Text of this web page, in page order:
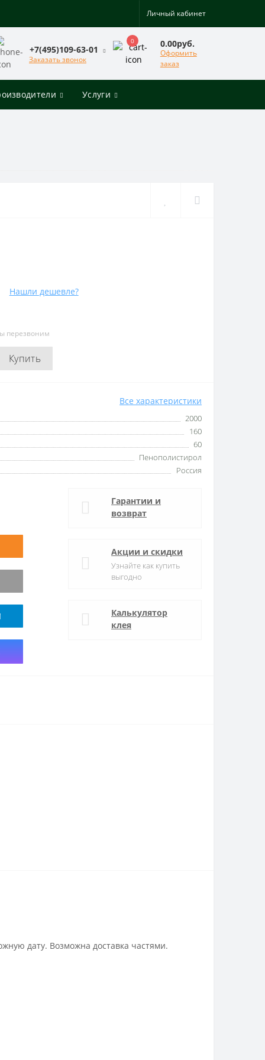
Личный кабинет
+7(495)109-63-01
Заказать звонок
0 0.00руб.
Оформить
заказ
Услуги
Нашли дешевле?
перезвоним
Купить
Все характеристики
2000
160
60
Пенополистирол
Россия
Гарантии и
возврат
Акции и скидки
Узнайте как купить
выгодно
Калькулятор
клея
дату. Возможна доставка частями.